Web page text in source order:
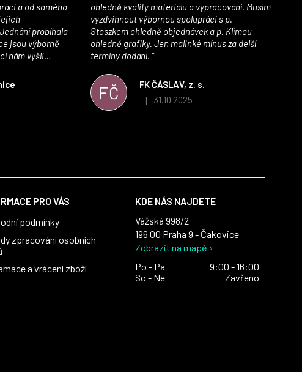
je 5 z 5 hvězdiček.
a od samého
probíhala
jsou výborně
nám vyšli
Velmi
e-shopu,
a výrazně nám
FČ
FK ČÁSLAV, z. s.
Hodnocení obchodu je 5 z 5 hvězdiček.
| 31.10.2025
ohledně kvality materiálu a vypracování. Musím
vyzdvihnout výbornou spolupráci s p.
Stoszkem ohledně objednávek a p. Klímou
ohledně grafiky. Jen malinké mínus za delší
termíny dodání.
PRO VÁS
podmínky
zpracování osobních
a vrácení zboží
KDE NÁS NAJDETE
Vážská 998/2
196 00 Praha 9 - Čakovice
Zobrazit na mapě ›
Po - Pa
9:00 - 16:00
So - Ne
Zavřeno